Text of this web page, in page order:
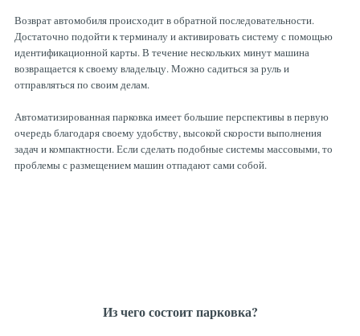
Возврат автомобиля происходит в обратной последовательности.
Достаточно подойти к терминалу и активировать систему с помощью
идентификационной карты. В течение нескольких минут машина
возвращается к своему владельцу. Можно садиться за руль и
отправляться по своим делам.
Автоматизированная парковка имеет большие перспективы в первую
очередь благодаря своему удобству, высокой скорости выполнения
задач и компактности. Если сделать подобные системы массовыми, то
проблемы с размещением машин отпадают сами собой.
Из чего состоит парковка?